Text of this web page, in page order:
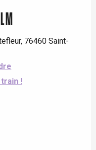
76460 Saint-
!